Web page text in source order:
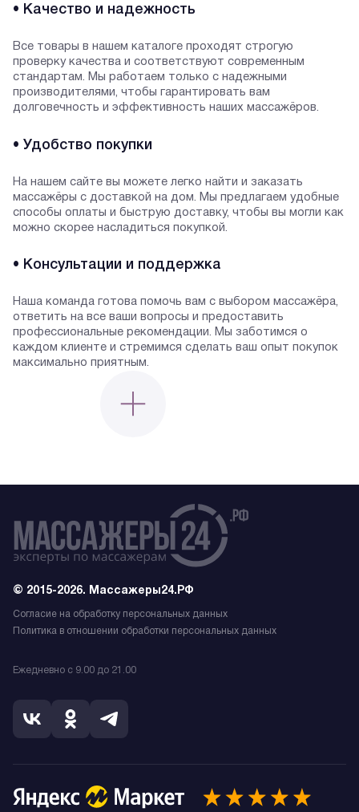
• Качество и надежность
Все товары в нашем каталоге проходят строгую
проверку качества и соответствуют современным
стандартам. Мы работаем только с надежными
производителями, чтобы гарантировать вам
долговечность и эффективность наших массажёров.
• Удобство покупки
На нашем сайте вы можете легко найти и заказать
массажёры с доставкой на дом. Мы предлагаем удобные
способы оплаты и быструю доставку, чтобы вы могли как
можно скорее насладиться покупкой.
• Консультации и поддержка
Наша команда готова помочь вам с выбором массажёра,
ответить на все ваши вопросы и предоставить
профессиональные рекомендации. Мы заботимся о
каждом клиенте и стремимся сделать ваш опыт покупок
максимально приятным.
© 2015-2026. Массажеры24.РФ
Согласие на обработку персональных данных
Политика в отношении обработки персональных данных
Ежедневно с 9.00 до 21.00